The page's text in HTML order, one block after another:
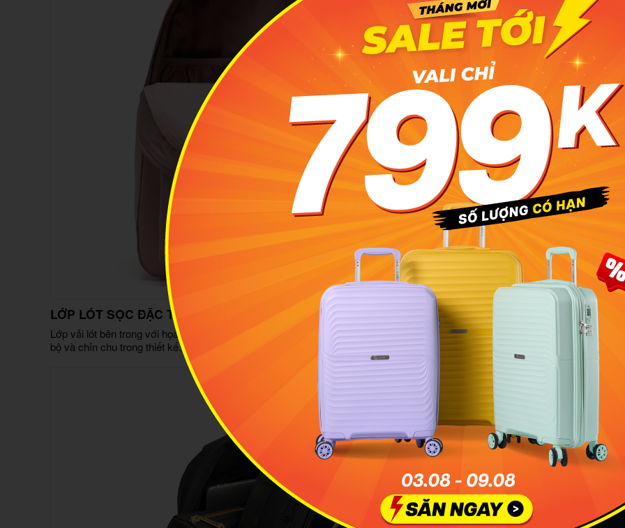
LỚP LÓT SỌC ĐẶC TRƯNG CỦA HERSCHEL
Lớp vải lót bên trong với họa tiết sọc đồng màu – chi tiết đặc trưng mang lại cảm giác đồng
bộ và chỉn chu trong thiết kế.
KHÓA KÉO PRUSIK
Trang bị dây kéo Prusik chắc
trưng của dòng Classic.